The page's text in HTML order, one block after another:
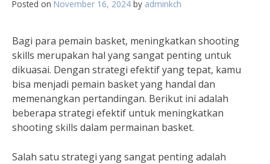
Posted on November 16, 2024 by adminkch
Bagi para pemain basket, meningkatkan shooting
skills merupakan hal yang sangat penting untuk
dikuasai. Dengan strategi efektif yang tepat, kamu
bisa menjadi pemain basket yang handal dan
memenangkan pertandingan. Berikut ini adalah
beberapa strategi efektif untuk meningkatkan
shooting skills dalam permainan basket.
Salah satu strategi yang sangat penting adalah